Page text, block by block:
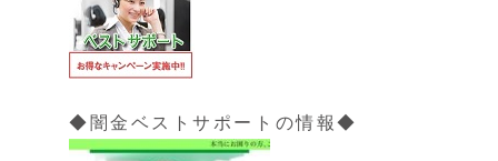
◆闇金ベストサポートの情報◆